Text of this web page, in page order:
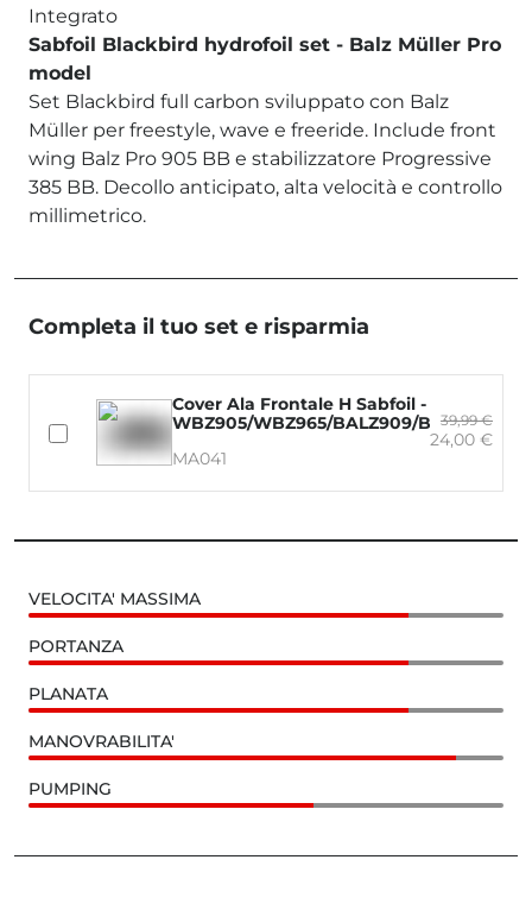
Integrato
Sabfoil Blackbird hydrofoil set - Balz Müller Pro
model
Set Blackbird full carbon sviluppato con Balz
Müller per freestyle, wave e freeride. Include front
wing Balz Pro 905 BB e stabilizzatore Progressive
385 BB. Decollo anticipato, alta velocità e controllo
millimetrico.
Completa il tuo set e risparmia
Cover Ala Frontale H Sabfoil -
WBZ905/WBZ965/BALZ909/BALZ969/
MA041
39,99 €
24,00 €
VELOCITA' MASSIMA
PORTANZA
PLANATA
MANOVRABILITA'
PUMPING